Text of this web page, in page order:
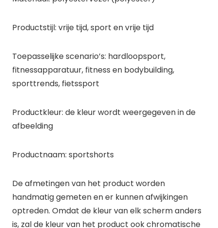
Productstijl: vrije tijd, sport en vrije tijd
Toepasselijke scenario’s: hardloopsport,
fitnessapparatuur, fitness en bodybuilding,
sporttrends, fietssport
Productkleur: de kleur wordt weergegeven in de
afbeelding
Productnaam: sportshorts
De afmetingen van het product worden
handmatig gemeten en er kunnen afwijkingen
optreden. Omdat de kleur van elk scherm anders
is, zal de kleur van het product ook chromatische